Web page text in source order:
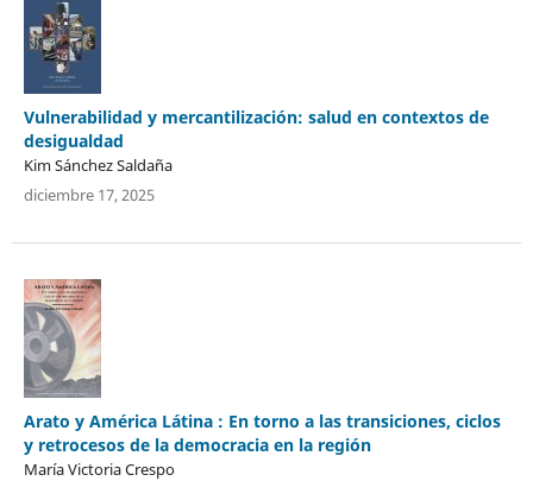
Vulnerabilidad y mercantilización: salud en contextos de
desigualdad
Kim Sánchez Saldaña
diciembre 17, 2025
Arato y América Látina : En torno a las transiciones, ciclos
y retrocesos de la democracia en la región
María Victoria Crespo